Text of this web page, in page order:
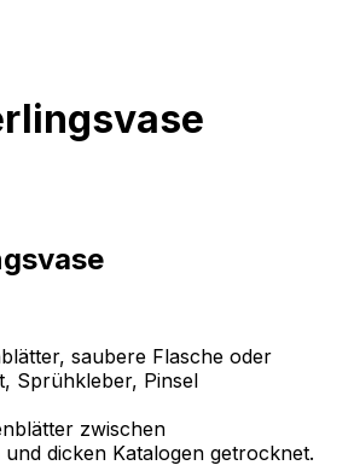
saubere Flasche oder
Sprühkleber, Pinsel
zwischen
dicken Katalogen getrocknet.